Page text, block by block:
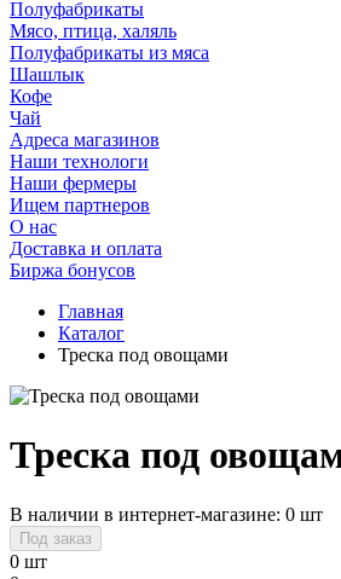
Полуфабрикаты
Мясо, птица, халяль
Полуфабрикаты из мяса
Шашлык
Кофе
Чай
Адреса магазинов
Наши технологи
Наши фермеры
Ищем партнеров
О нас
Доставка и оплата
Биржа бонусов
Главная
Каталог
Треска под овощами
Треска под
В наличии в интернет-магазине: 0 шт
Под заказ
0 шт